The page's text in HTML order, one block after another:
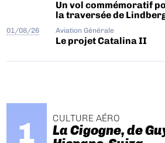
Un vol commémoratif
la traversée de
01/08/26 Aviation Générale
Le projet Catalina II
CULTURE AÉRO
La Cigogne, de